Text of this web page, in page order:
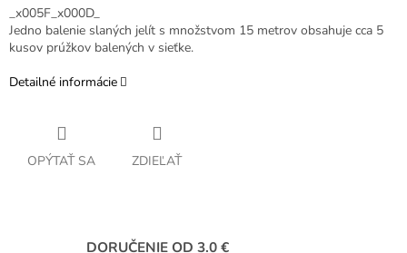
_x005F_x000D_
Jedno balenie slaných jelít s množstvom 15 metrov obsahuje cca 5
kusov prúžkov balených v sieťke.
Detailné informácie
OPÝTAŤ SA ZDIEĽAŤ
DORUČENIE OD 3.0 €